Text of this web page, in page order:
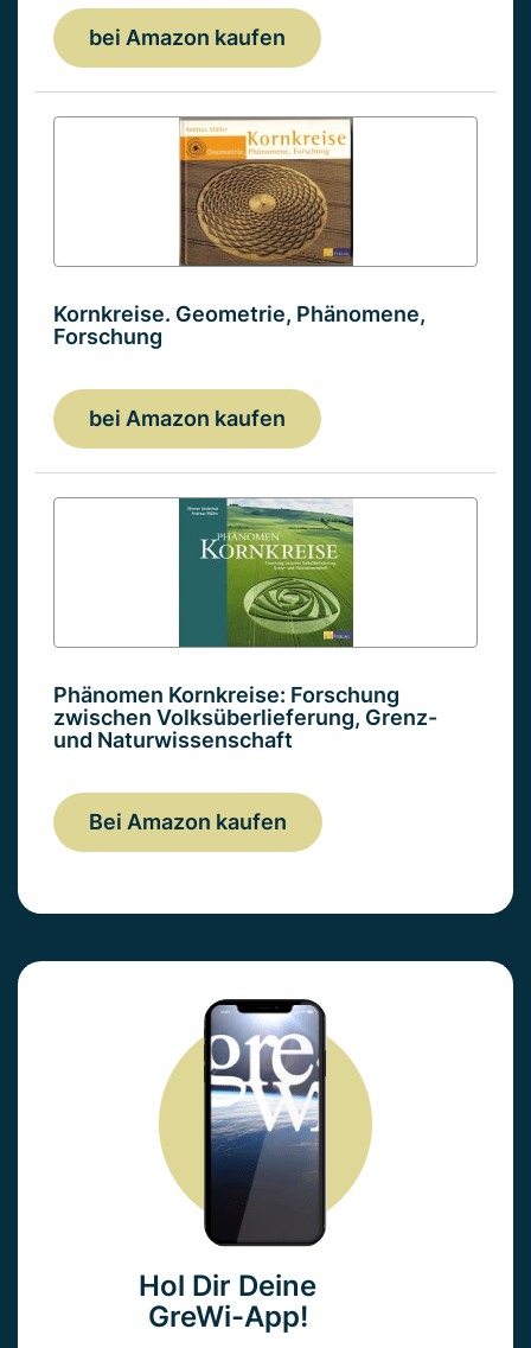
bei Amazon kaufen
Kornkreise. Geometrie, Phänomene,
Forschung
bei Amazon kaufen
Phänomen Kornkreise: Forschung
zwischen Volksüberlieferung, Grenz-
und Naturwissenschaft
Bei Amazon kaufen
Hol Dir Deine
GreWi-App!